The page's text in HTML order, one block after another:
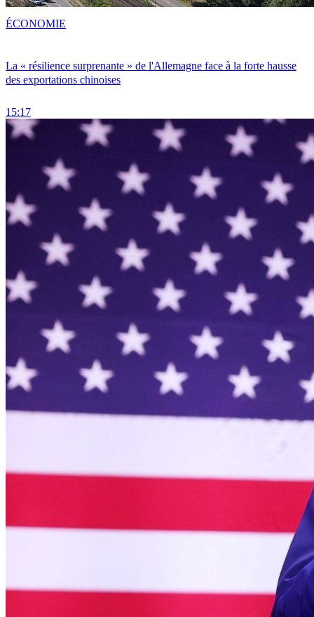
La « résilience surprenante » de l'Allemagne face à la forte hausse
des exportations chinoises
15:17
ÉCONOMIE